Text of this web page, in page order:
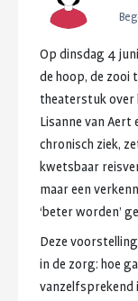
Op dinsdag 4 juni
de hoop, de zooi
theaterstuk over
Lisanne van Aert
chronisch ziek,
kwetsbaar
maareen
‘beterworden’
Deze voorstelling
in de zorg: hoe ga
vanzelfsprekend